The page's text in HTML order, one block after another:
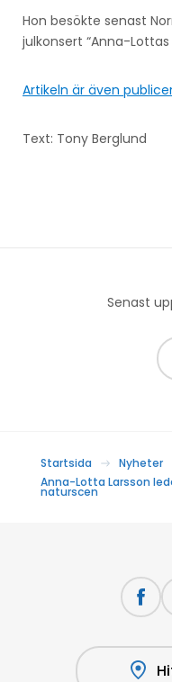
Hon besökte senast
julkonsert “Anna-Lottas
Artikeln är även
Text: Tony Berglund
Senast
Startsida
Nyheter
Anna-Lotta Larsson
naturscen